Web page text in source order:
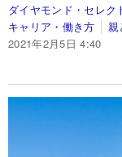
ダイヤモンド・セレク
キャリア・働き方
親
2021年2月5日 4:40